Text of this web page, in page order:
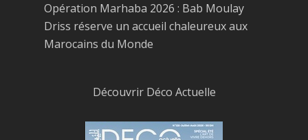
Opération Marhaba 2026 : Bab Moulay
Driss réserve un accueil chaleureux aux
Marocains du Monde
Découvrir Déco Actuelle